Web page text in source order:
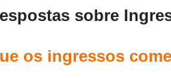
sobre
os ingressos